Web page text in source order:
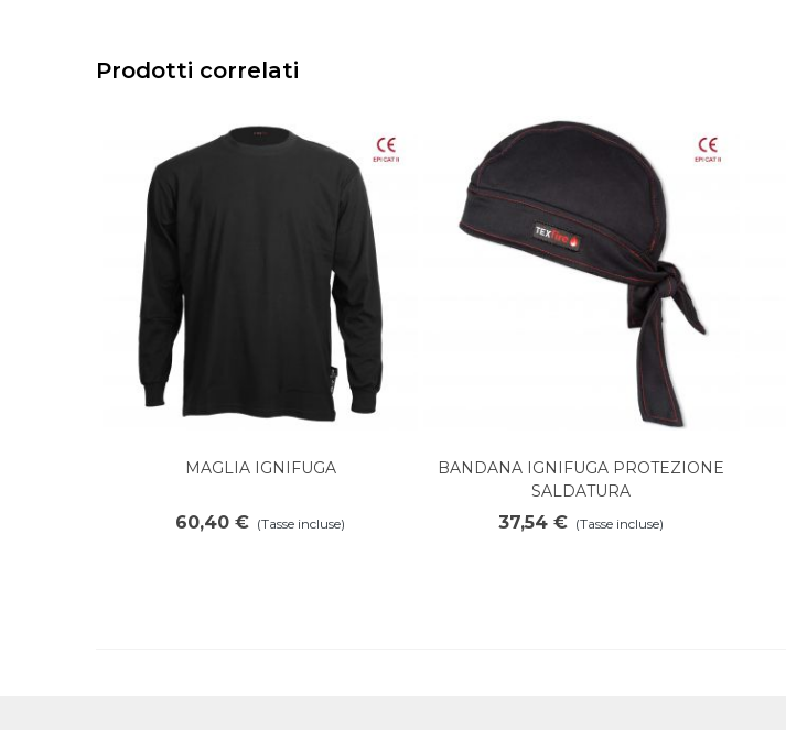
Prodotti correlati
Aggiungi al carrello
MAGLIA IGNIFUGA
60,40 € (Tasse incluse)
Aggiungi al carrello
BANDANA IGNIFUGA PROTEZIONE
SALDATURA
37,54 € (Tasse incluse)